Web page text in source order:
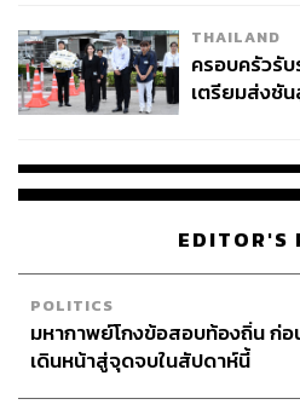
THAILAND
ครอบครัวรับ
เตรียมส่งชั
EDITOR'S
POLITICS
มหากาพย์โกงข้อสอบท้องถิ่น ก่อ
เดินหน้าสู่จุดจบในสัปดาห์นี้